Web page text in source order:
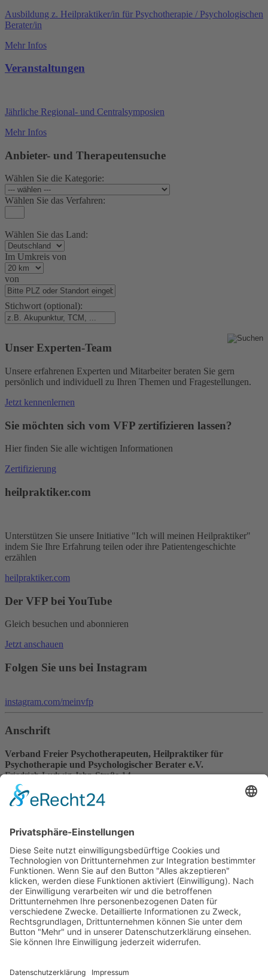
Ausbildung z. Heilpraktiker/in für Psychotherapie / Psychologischen
Berater/in
Mehr Infos
Veranstaltungen
Jährliche Regional- und Centralsymposien
Mehr Infos
Anbieter- und Therapeutensuche
Wählen Sie die Kategorie:
Wählen Sie das Verfahren:
Wählen Sie das Land:
Im Umkreis von
von
Stichwort (optional):
Unser Experten-Team
Unsere erfahrenen Experten und Mitarbeiter beraten Sie gern
persönlich und individuell zu Ihren Themen und Fragestellungen.
Jetzt kennenlernen
Sie möchten sich vom VFP zertifizieren lassen?
Hier finden Sie alle wichtigen Informationen
Zertifizierung
heilpraktiker.com
Unterstützen Sie unsere Initiative "Ich will meinen Heilpraktiker"
indem Sie Ihre Erfahrung teilen oder ihre Patientengeschichte
erzählen
heilpraktiker.com
Der VFP bei YouTube
Gleich besuchen und abonnieren
Jetzt anschauen
Folgen Sie uns bei Instagram
instagram.com/meinvfp
Anschrift
Verband Freier Psychotherapeuten, Heilpraktiker für
Psychotherapie und Psychologischer Berater e.V.
Friedrich-Ludwig-Jahn-Straße 14
31582 Nienburg/Weser
Service-Team
05021-8650320
Diese E-Mail-Adresse ist vor Spambots geschützt! Zur Anzeige
muss JavaScript eingeschaltet sein.
Wir sind Mitglied
Impressum